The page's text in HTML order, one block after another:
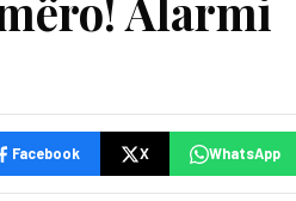
Facebook X WhatsApp